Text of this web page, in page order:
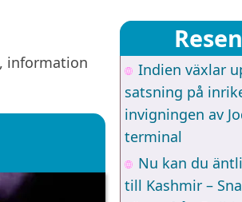
information
Indien växlar
satsning på
invigningen av
terminal
Nu kan du
till Kashmir –